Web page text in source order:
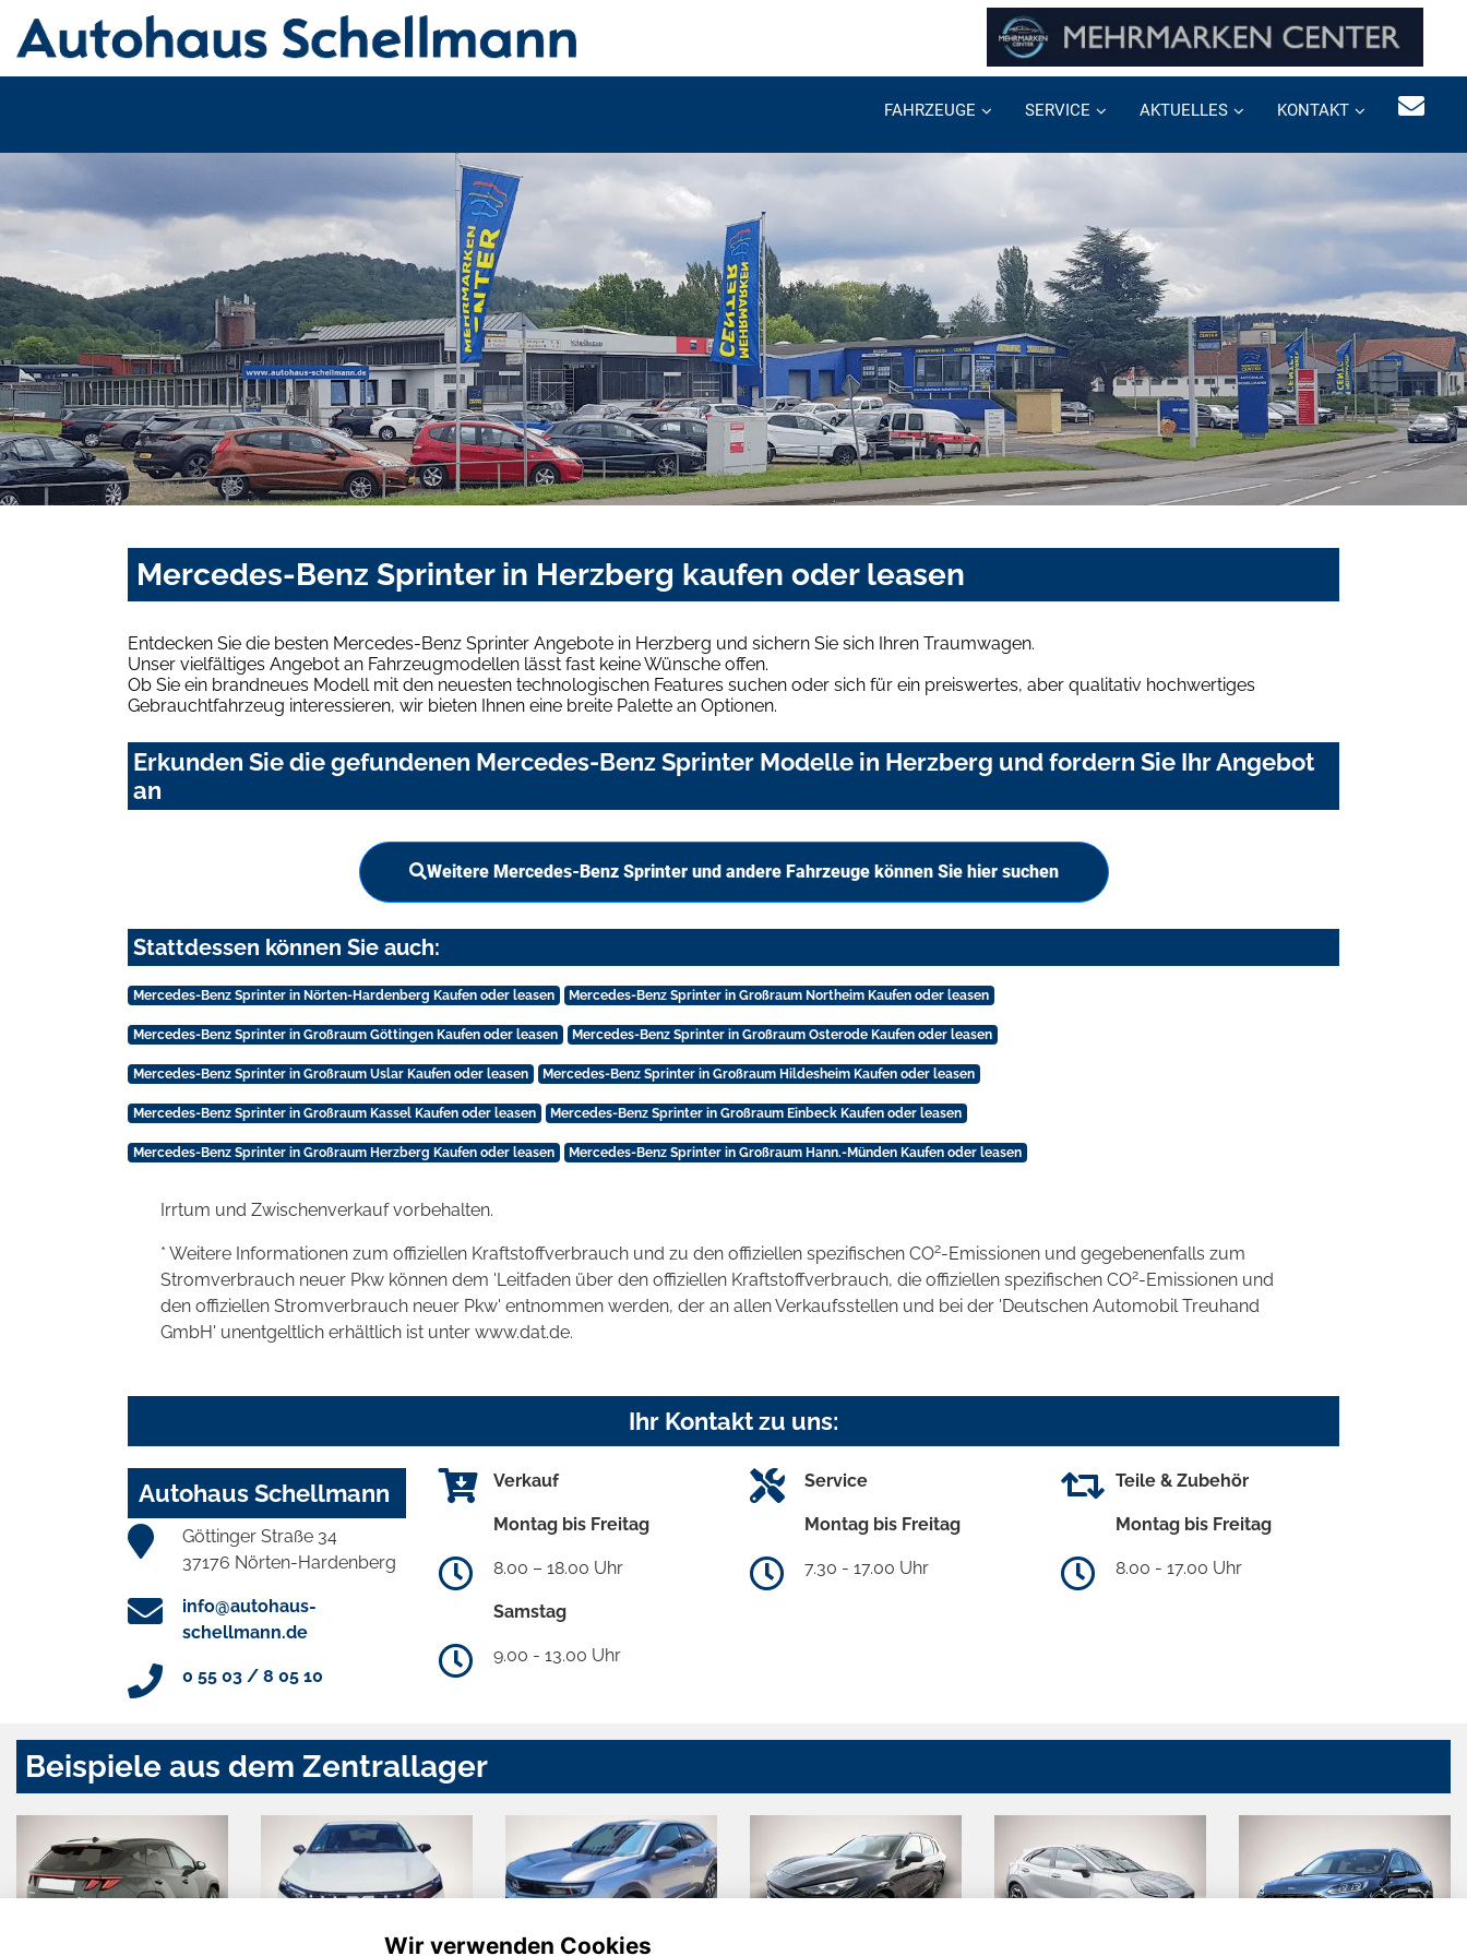
FAHRZEUGE SERVICE AKTUELLES KONTAKT
Mercedes-Benz Sprinter in Herzberg kaufen oder leasen
Entdecken Sie die besten Mercedes-Benz Sprinter Angebote in Herzberg und sichern Sie sich Ihren Traumwagen.
Unser vielfältiges Angebot an Fahrzeugmodellen lässt fast keine Wünsche offen.
Ob Sie ein brandneues Modell mit den neuesten technologischen Features suchen oder sich für ein preiswertes, aber qualitativ hochwertiges
Gebrauchtfahrzeug interessieren, wir bieten Ihnen eine breite Palette an Optionen.
Erkunden Sie die gefundenen Mercedes-Benz Sprinter Modelle in Herzberg und fordern Sie Ihr Angebot
an
Weitere Mercedes-Benz Sprinter und andere Fahrzeuge können Sie hier suchen
Stattdessen können Sie auch:
Mercedes-Benz Sprinter in Nörten-Hardenberg Kaufen oder leasen Mercedes-Benz Sprinter in Großraum Northeim Kaufen oder leasen
Mercedes-Benz Sprinter in Großraum Göttingen Kaufen oder leasen Mercedes-Benz Sprinter in Großraum Osterode Kaufen oder leasen
Mercedes-Benz Sprinter in Großraum Uslar Kaufen oder leasen Mercedes-Benz Sprinter in Großraum Hildesheim Kaufen oder leasen
Mercedes-Benz Sprinter in Großraum Kassel Kaufen oder leasen Mercedes-Benz Sprinter in Großraum Einbeck Kaufen oder leasen
Mercedes-Benz Sprinter in Großraum Herzberg Kaufen oder leasen Mercedes-Benz Sprinter in Großraum Hann.-Münden Kaufen oder leasen
Irrtum und Zwischenverkauf vorbehalten.
* Weitere Informationen zum offiziellen Kraftstoffverbrauch und zu den offiziellen spezifischen CO2-Emissionen und gegebenenfalls zum
Stromverbrauch neuer Pkw können dem 'Leitfaden über den offiziellen Kraftstoffverbrauch, die offiziellen spezifischen CO2-Emissionen und
den offiziellen Stromverbrauch neuer Pkw' entnommen werden, der an allen Verkaufsstellen und bei der 'Deutschen Automobil Treuhand
GmbH' unentgeltlich erhältlich ist unter www.dat.de.
Ihr Kontakt zu uns:
Autohaus Schellmann
Göttinger Straße 34
37176 Nörten-Hardenberg
info@autohaus-
schellmann.de
0 55 03 / 8 05 10
Verkauf
Montag bis Freitag
8.00 – 18.00 Uhr
Samstag
9.00 - 13.00 Uhr
Service
Montag bis Freitag
7.30 - 17.00 Uhr
Teile & Zubehör
Montag bis Freitag
8.00 - 17.00 Uhr
Beispiele aus dem Zentrallager
Wir verwenden Cookies